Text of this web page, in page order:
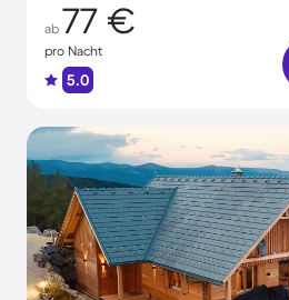
ab 77 €
pro Nacht
5.0